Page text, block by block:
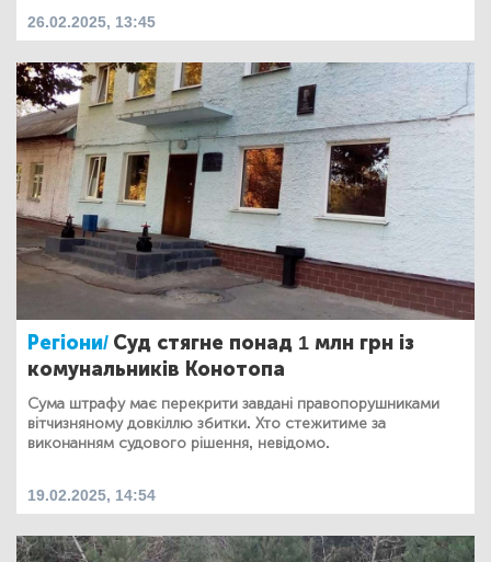
26.02.2025, 13:45
Регіони/ Суд стягне понад 1 млн грн із
комунальників Конотопа
Сума штрафу має перекрити завдані правопорушниками
вітчизняному довкіллю збитки. Хто стежитиме за
виконанням судового рішення, невідомо.
19.02.2025, 14:54